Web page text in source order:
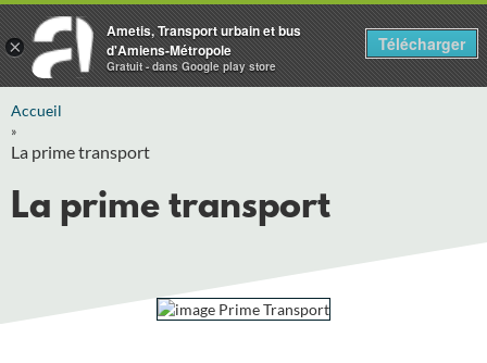
Accueil
»
La prime transport
La prime transport
×
Ametis, Transport urbain et bus
d'Amiens-Métropole
Gratuit - dans Google play store
Télécharger